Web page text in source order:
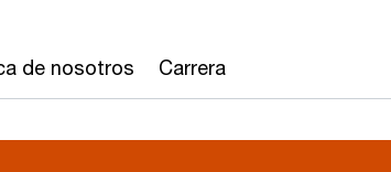
de nosotros Carrera